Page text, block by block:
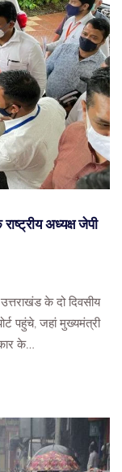
अध्यक्ष जेपी
के दो दिवसीय
पहुंचे, जहां मुख्यमंत्री
के…